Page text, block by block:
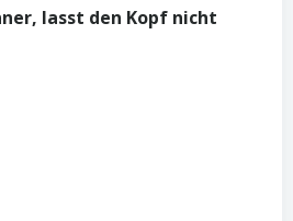
lasst den Kopf nicht